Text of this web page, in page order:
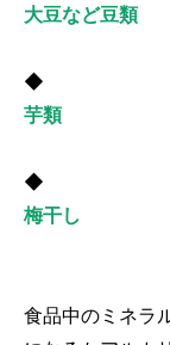
大豆など豆類
◆
芋類
◆
梅干し
食品中のミネラ